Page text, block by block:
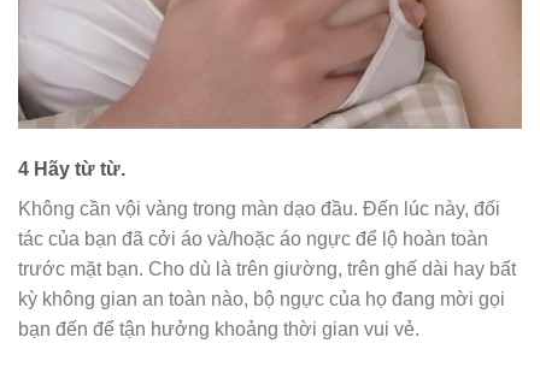
4 Hãy từ từ.
Không cần vội vàng trong màn dạo đầu. Đến lúc này, đối
tác của bạn đã cởi áo và/hoặc áo ngực để lộ hoàn toàn
trước mặt bạn. Cho dù là trên giường, trên ghế dài hay bất
kỳ không gian an toàn nào, bộ ngực của họ đang mời gọi
bạn đến để tận hưởng khoảng thời gian vui vẻ.